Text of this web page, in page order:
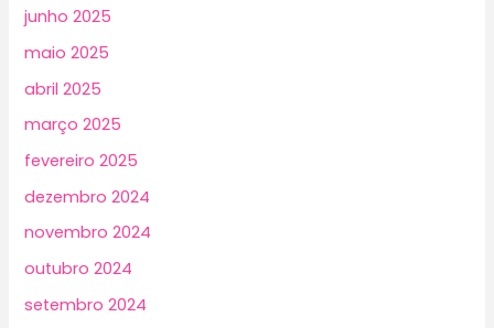
junho 2025
maio 2025
abril 2025
março 2025
fevereiro 2025
dezembro 2024
novembro 2024
outubro 2024
setembro 2024